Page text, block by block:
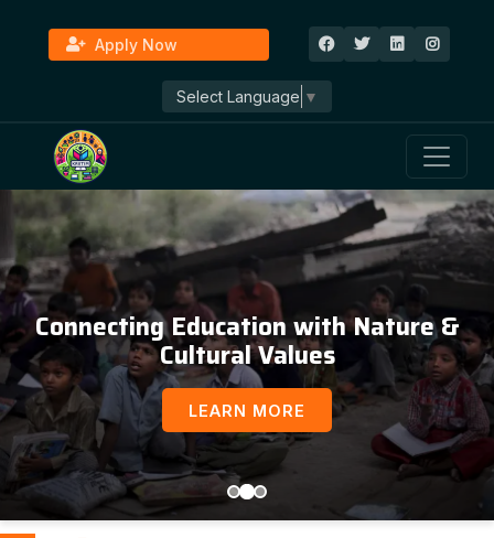
Apply Now
Select Language ▼
Connecting Education with Nature &
Cultural Values
LEARN MORE